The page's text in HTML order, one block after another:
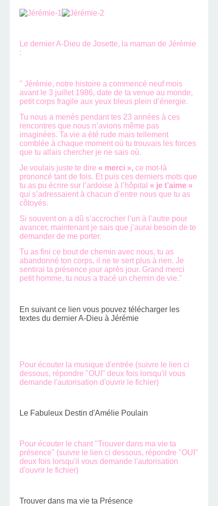
Le dernier A-Dieu de Josette, la maman de Jérémie
:
" Jérémie, notre histoire a commencé neuf mois
avant le 3 juillet 1986, date de ta venue au monde,
petit corps fragile aux yeux bleus plein d’énergie.
Tu nous a menés pendant tes 23 années à ces
rencontres que nous n’avions même pas
imaginées. Ta vie a été rude mais tellement
comblée à chaque moment où tu trouvais les forces
que tu allais chercher je ne sais où.
Je voulais juste te dire « merci », ce mot-là
prononcé tant de fois. Et puis ces derniers mots que
tu as pu écrire sur l’ardoise à l’hôpital « je t’aime »
qui s’adressaient à chacun d’entre nous que tu as
côtoyés.
Si souvent on a dû s’accrocher l’un à l’autre pour
avancer, maintenant je sais que j’aurai besoin de te
demander de me porter.
Tu as fini ce bout de chemin avec nous, tu as
abandonné ton corps, il ne te sert plus à rien. Je
sentirai ta présence jour après jour. Grand merci
petit homme, tu nous a tracé un chemin de vie."
En suivant ce lien vous pouvez télécharger les
textes du dernier A-Dieu à Jérémie
Pour écouter la musique d'entrée (suivre le lien ci
dessous, répondre "OUI" deux fois lorsqu'il vous
demande l'autorisation d'ouvrir le fichier)
Le Fabuleux Destin d'Amélie Poulain
Pour écouter le chant "Trouver dans ma vie ta
présence" (suivre le lien ci dessous, répondre "OUI"
deux fois lorsqu'il vous demande l'autorisation
d'ouvrir le fichier)
Trouver dans ma vie ta Présence